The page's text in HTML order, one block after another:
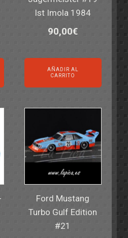
Ist Imola 1984
90,00€
AÑADIR AL
CARRITO
Ford Mustang
Turbo Gulf Edition
#21